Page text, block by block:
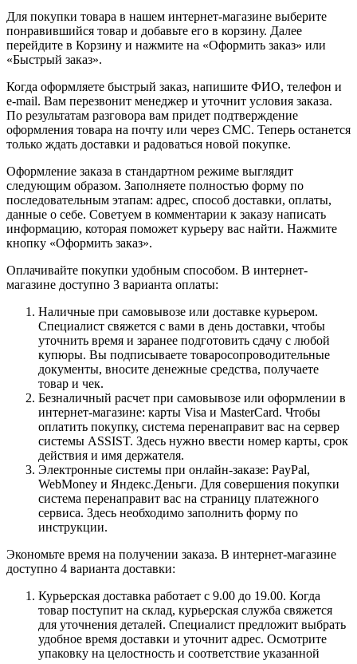
Для покупки товара в нашем интернет-магазине выберите
понравившийся товар и добавьте его в корзину. Далее
перейдите в Корзину и нажмите на «Оформить заказ» или
«Быстрый заказ».
Когда оформляете быстрый заказ, напишите ФИО, телефон и
e-mail. Вам перезвонит менеджер и уточнит условия заказа.
По результатам разговора вам придет подтверждение
оформления товара на почту или через СМС. Теперь останется
только ждать доставки и радоваться новой покупке.
Оформление заказа в стандартном режиме выглядит
следующим образом. Заполняете полностью форму по
последовательным этапам: адрес, способ доставки, оплаты,
данные о себе. Советуем в комментарии к заказу написать
информацию, которая поможет курьеру вас найти. Нажмите
кнопку «Оформить заказ».
Оплачивайте покупки удобным способом. В интернет-
магазине доступно 3 варианта оплаты:
Наличные при самовывозе или доставке курьером.
Специалист свяжется с вами в день доставки, чтобы
уточнить время и заранее подготовить сдачу с любой
купюры. Вы подписываете товаросопроводительные
документы, вносите денежные средства, получаете
товар и чек.
Безналичный расчет при самовывозе или оформлении в
интернет-магазине: карты Visa и MasterCard. Чтобы
оплатить покупку, система перенаправит вас на сервер
системы ASSIST. Здесь нужно ввести номер карты, срок
действия и имя держателя.
Электронные системы при онлайн-заказе: PayPal,
WebMoney и Яндекс.Деньги. Для совершения покупки
система перенаправит вас на страницу платежного
сервиса. Здесь необходимо заполнить форму по
инструкции.
Экономьте время на получении заказа. В интернет-магазине
доступно 4 варианта доставки:
Курьерская доставка работает с 9.00 до 19.00. Когда
товар поступит на склад, курьерская служба свяжется
для уточнения деталей. Специалист предложит выбрать
удобное время доставки и уточнит адрес. Осмотрите
упаковку на целостность и соответствие указанной